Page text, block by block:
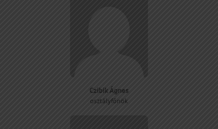
Czibik Ágnes
osztályfőnök